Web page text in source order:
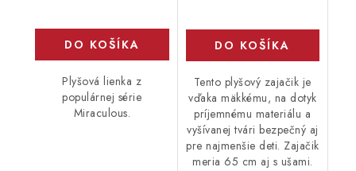
DO KOŠÍKA
Plyšová lienka z
populárnej série
Miraculous.
DO KOŠÍKA
Tento plyšový zajačik je
vďaka mäkkému, na dotyk
príjemnému materiálu a
vyšívanej tvári bezpečný aj
pre najmenšie deti. Zajačik
meria 65 cm aj s ušami.